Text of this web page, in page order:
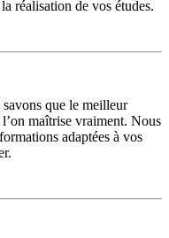
réalisation de vos études.
que le meilleur
maîtrise vraiment. Nous
adaptées à vos